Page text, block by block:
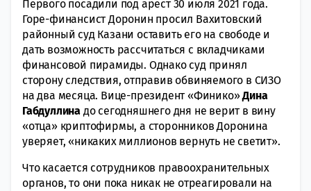
Первого посадили под арест 30 июля 2021 года.
Горе-финансист Доронин просил Вахитовский
районный суд Казани оставить его на свободе и
дать возможность рассчитаться с вкладчиками
финансовой пирамиды. Однако суд принял
сторону следствия, отправив обвиняемого в СИЗО
на два месяца. Вице-президент «Финико»Дина
Габдуллина до сегодняшнего дня не верит в вину
«отца» криптофирмы, а сторонников Доронина
уверяет, «никаких миллионов вернуть не светит».
Что касается сотрудников правоохранительных
органов, то они пока никак не отреагировали на